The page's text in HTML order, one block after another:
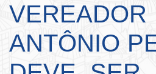
ANTÔNIO